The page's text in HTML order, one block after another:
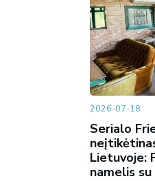
2026-07-18
Serialo
Lietuvoje:
namelis